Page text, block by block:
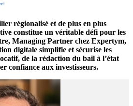
régionalisé et de plus en plus
constitue un véritable défi pour les
Managing Partner chez Expertym,
digitale simplifie et sécurise les
de la rédaction du bail à l’état
confiance aux investisseurs.